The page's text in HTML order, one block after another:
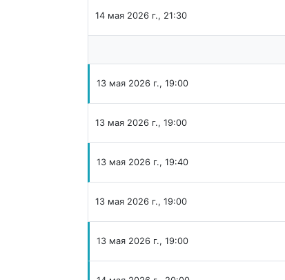
14 мая 2026 г., 21:30
13 мая 2026 г., 19:00
13 мая 2026 г., 19:00
13 мая 2026 г., 19:40
13 мая 2026 г., 19:00
13 мая 2026 г., 19:00